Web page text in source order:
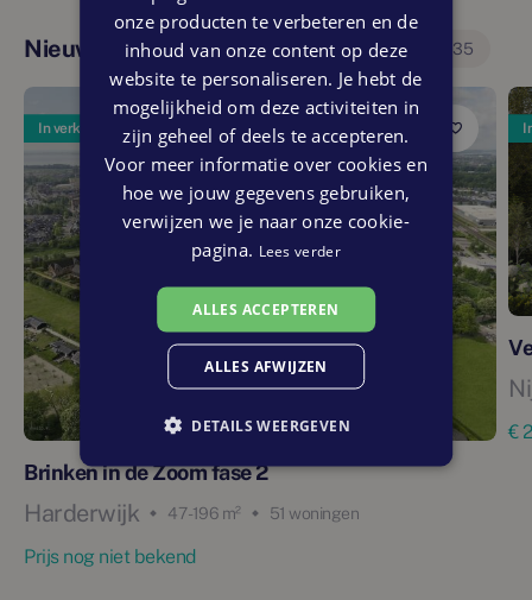
Nieuwbouwprojecten in deze regio 35
In verkoop
Brinken in de Zoom fase 2
Harderwijk 47 - 196 m² 51 woningen
Prijs nog niet bekend
€
onze producten te verbeteren en de
inhoud van onze content op deze
website te personaliseren. Je hebt de
mogelijkheid om deze activiteiten in
zijn geheel of deels te accepteren.
Voor meer informatie over cookies en
hoe we jouw gegevens gebruiken,
verwijzen we je naar onze cookie-
pagina. Lees verder
ALLES ACCEPTEREN
ALLES AFWIJZEN
DETAILS WEERGEVEN